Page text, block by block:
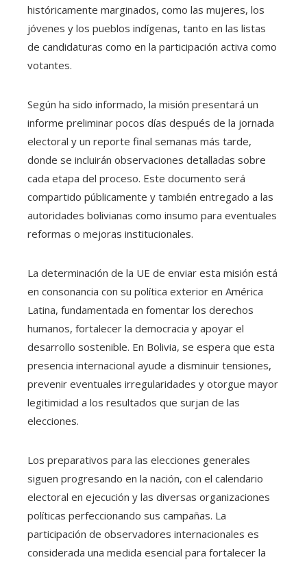
históricamente marginados, como las mujeres, los
jóvenes y los pueblos indígenas, tanto en las listas
de candidaturas como en la participación activa como
votantes.
Según ha sido informado, la misión presentará un
informe preliminar pocos días después de la jornada
electoral y un reporte final semanas más tarde,
donde se incluirán observaciones detalladas sobre
cada etapa del proceso. Este documento será
compartido públicamente y también entregado a las
autoridades bolivianas como insumo para eventuales
reformas o mejoras institucionales.
La determinación de la UE de enviar esta misión está
en consonancia con su política exterior en América
Latina, fundamentada en fomentar los derechos
humanos, fortalecer la democracia y apoyar el
desarrollo sostenible. En Bolivia, se espera que esta
presencia internacional ayude a disminuir tensiones,
prevenir eventuales irregularidades y otorgue mayor
legitimidad a los resultados que surjan de las
elecciones.
Los preparativos para las elecciones generales
siguen progresando en la nación, con el calendario
electoral en ejecución y las diversas organizaciones
políticas perfeccionando sus campañas. La
participación de observadores internacionales es
considerada una medida esencial para fortalecer la